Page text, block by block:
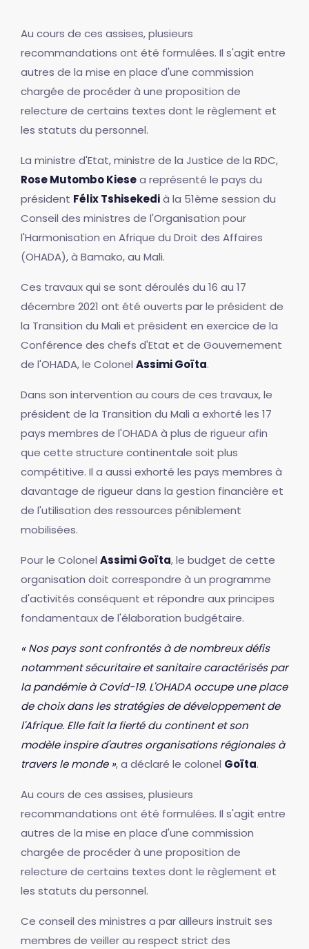
Au cours de ces assises, plusieurs
recommandations ont été formulées. Il s'agit entre
autres de la mise en place d'une commission
chargée de procéder à une proposition de
relecture de certains textes dont le règlement et
les statuts du personnel.
La ministre d'Etat, ministre de la Justice de la RDC,
Rose Mutombo Kiesea représenté le pays du
président Félix Tshisekedià la 51ème session du
Conseil des ministres de l'Organisation pour
l'Harmonisation en Afrique du Droit des Affaires
(OHADA), à Bamako, au Mali.
Ces travaux qui se sont déroulés du 16 au 17
décembre 2021 ont été ouverts par le président de
la Transition du Mali et président en exercice de la
Conférence des chefs d'Etat et de Gouvernement
de l'OHADA, le Colonel AssimiGoïta.
Dans son intervention au cours de ces travaux, le
président de la Transition du Mali a exhorté les 17
pays membres de l'OHADA à plus de rigueur afin
que cette structure continentale soit plus
compétitive. Il a aussi exhorté les pays membres à
davantage de rigueur dans la gestion financière et
de l'utilisation des ressources péniblement
mobilisées.
Pour le Colonel Assimi Goïta, le budget de cette
organisation doit correspondre à un programme
d'activités conséquent et répondre aux principes
fondamentaux de l'élaboration budgétaire.
« Nos pays sont confrontés à de nombreux défis
notamment sécuritaire et sanitaire caractérisés par
la pandémie à Covid-19. L'OHADA occupe une place
de choix dans les stratégies de développement de
l'Afrique. Elle fait la fierté du continent et son
modèle inspire d'autres organisations régionales à
travers le monde », a déclaré le colonel Goïta.
Au cours de ces assises, plusieurs
recommandations ont été formulées. Il s'agit entre
autres de la mise en place d'une commission
chargée de procéder à une proposition de
relecture de certains textes dont le règlement et
les statuts du personnel.
Ce conseil des ministres a par ailleurs instruit ses
membres de veiller au respect strict des